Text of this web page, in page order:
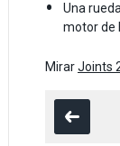
Una
motor de
MirarJoints